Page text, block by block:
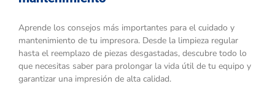
Aprende los consejos más importantes para el cuidado y
mantenimiento de tu impresora. Desde la limpieza regular
hasta el reemplazo de piezas desgastadas, descubre todo lo
que necesitas saber para prolongar la vida útil de tu equipo y
garantizar una impresión de alta calidad.